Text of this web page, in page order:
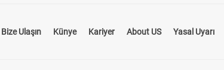
Bize Ulaşın Künye Kariyer About US Yasal Uyarı